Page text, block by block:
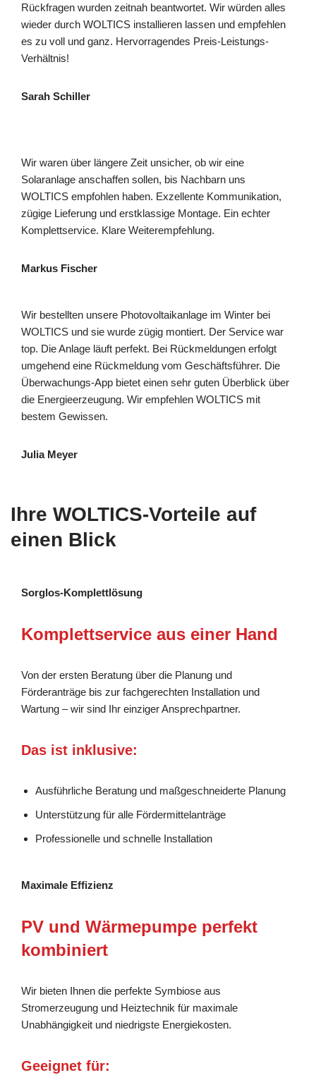
Rückfragen wurden zeitnah beantwortet. Wir würden alles
wieder durch WOLTICS installieren lassen und empfehlen
es zu voll und ganz. Hervorragendes Preis-Leistungs-
Verhältnis!
Sarah Schiller
Wir waren über längere Zeit unsicher, ob wir eine
Solaranlage anschaffen sollen, bis Nachbarn uns
WOLTICS empfohlen haben. Exzellente Kommunikation,
zügige Lieferung und erstklassige Montage. Ein echter
Komplettservice. Klare Weiterempfehlung.
Markus Fischer
Wir bestellten unsere Photovoltaikanlage im Winter bei
WOLTICS und sie wurde zügig montiert. Der Service war
top. Die Anlage läuft perfekt. Bei Rückmeldungen erfolgt
umgehend eine Rückmeldung vom Geschäftsführer. Die
Überwachungs-App bietet einen sehr guten Überblick über
die Energieerzeugung. Wir empfehlen WOLTICS mit
bestem Gewissen.
Julia Meyer
Ihre WOLTICS-Vorteile auf
einen Blick
Sorglos-Komplettlösung
Komplettservice aus einer Hand
Von der ersten Beratung über die Planung und
Förderanträge bis zur fachgerechten Installation und
Wartung – wir sind Ihr einziger Ansprechpartner.
Das ist inklusive:
Ausführliche Beratung und maßgeschneiderte Planung
Unterstützung für alle Fördermittelanträge
Professionelle und schnelle Installation
Maximale Effizienz
PV und Wärmepumpe perfekt
kombiniert
Wir bieten Ihnen die perfekte Symbiose aus
Stromerzeugung und Heiztechnik für maximale
Unabhängigkeit und niedrigste Energiekosten.
Geeignet für: